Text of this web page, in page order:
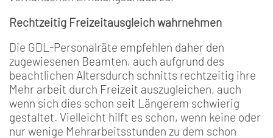
Rechtzeitig Freizeitausgleich wahrnehmen
Die GDL­-Personalräte empfeh­len daher den
zugewiesenen Beamten, auch aufgrund des
beachtlichen Altersdurch­ schnitts rechtzeitig ihre
Mehr­ arbeit durch Freizeit auszugleichen, auch
wenn sich dies schon seit Längerem schwierig
gestaltet. Vielleicht hilft es schon, wenn keine oder
nur wenige Mehrarbeitsstunden zu dem schon